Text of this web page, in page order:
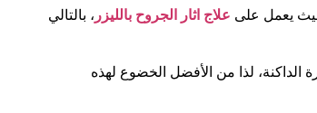
حيث يعمل على علاج اثار الجروح بالليزر ، بالتالي
لذا من الأفضل الخضوع لهذه